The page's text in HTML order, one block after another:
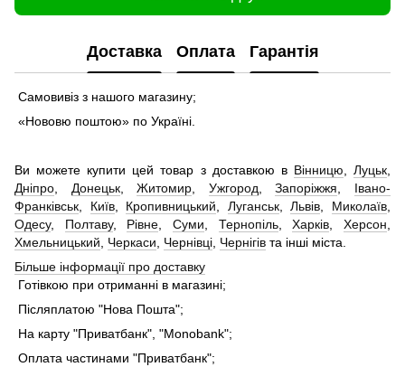
Доставка Оплата Гарантія
Самовивіз з нашого магазину;
«Нововю поштою» по Україні.
Ви можете купити цей товар з доставкою в Вінницю,Луцьк,
Дніпро, Донецьк,Житомир, Ужгород,Запоріжжя, Івано-
Франківськ, Київ, Кропивницький, Луганськ,Львів, Миколаїв,
Одесу, Полтаву, Рівне,Суми, Тернопіль,Харків,Херсон,
Хмельницький, Черкаси, Чернівці, Чернігів та інші міста.
Більше інформації про доставку
Готівкою при отриманні в магазині;
Післяплатою "Нова Пошта";
На карту "Приватбанк", "Monobank";
Оплата частинами "Приватбанк";